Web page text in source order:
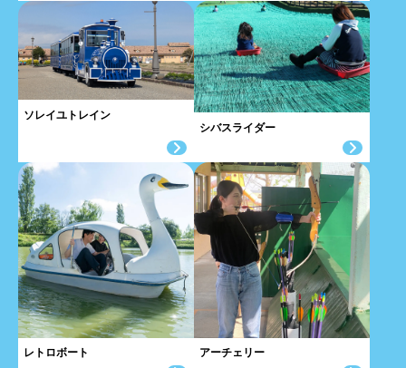
ソレイユトレイン
シバスライダー
レトロボート アーチェリー